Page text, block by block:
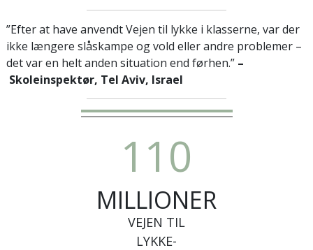
”Efter at have anvendt Vejen til lykke i klasserne, var der
ikke længere slåskampe og vold eller andre problemer –
det var en helt anden situation end førhen.” –
Skoleinspektør, Tel Aviv, Israel
1 10
MILLIONER
VEJEN TIL
LYKKE-